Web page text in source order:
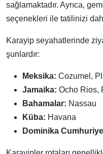
sağlamaktadır. Ayrıca,
seçenekleri ile tatilinizi
Karayip seyahatlerinde
şunlardır:
Meksika: Cozumel,
Jamaika: Ocho Rios,
Bahamalar: Nassau
Küba: Havana
Dominika